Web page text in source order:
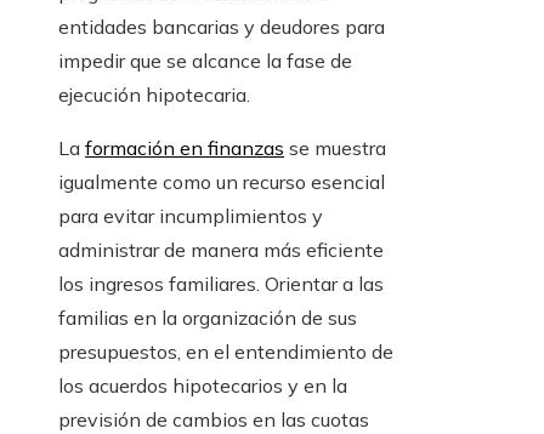
entidades bancarias y deudores para
impedir que se alcance la fase de
ejecución hipotecaria.
La formación en finanzas se muestra
igualmente como un recurso esencial
para evitar incumplimientos y
administrar de manera más eficiente
los ingresos familiares. Orientar a las
familias en la organización de sus
presupuestos, en el entendimiento de
los acuerdos hipotecarios y en la
previsión de cambios en las cuotas